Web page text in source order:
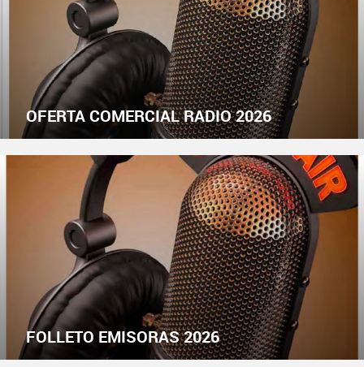
OFERTA COMERCIAL RADIO 2026
FOLLETO EMISORAS 2026